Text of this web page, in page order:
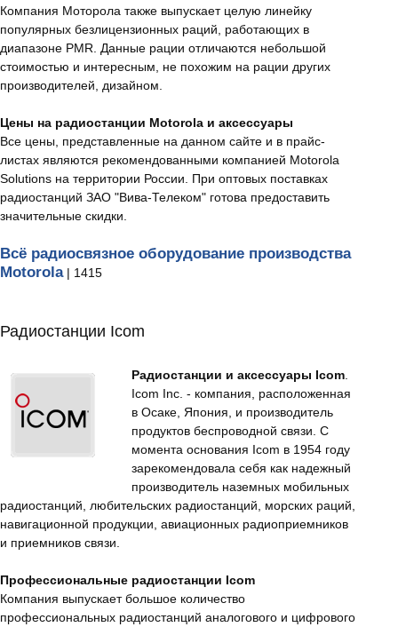
Компания Моторола также выпускает целую линейку
популярных безлицензионных раций, работающих в
диапазоне PMR. Данные рации отличаются небольшой
стоимостью и интересным, не похожим на рации других
производителей, дизайном.
Цены на радиостанции Motorola и аксессуары
Все цены, представленные на данном сайте и в прайс-
листах являются рекомендованными компанией Motorola
Solutions на территории России. При оптовых поставках
радиостанций ЗАО "Вива-Телеком" готова предоставить
значительные скидки.
Всё радиосвязное оборудование производства
Motorola| 1415
Радиостанции Icom
Радиостанции и аксессуары Icom
Icom Inc. - компания, расположенная
в Осаке, Япония, и производитель
продуктов беспроводной связи. С
момента основания Icom в 1954 году
зарекомендовала себя как надежный
производитель наземных мобильных
радиостанций, любительских радиостанций, морских раций,
навигационной продукции, авиационных радиоприемников
и приемников связи.
Профессиональные радиостанции Icom
Компания выпускает большое количество
профессиональных радиостанций аналогового и цифрового